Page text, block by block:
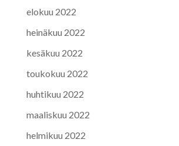
elokuu 2022
heinäkuu 2022
kesäkuu 2022
toukokuu 2022
huhtikuu 2022
maaliskuu 2022
helmikuu 2022